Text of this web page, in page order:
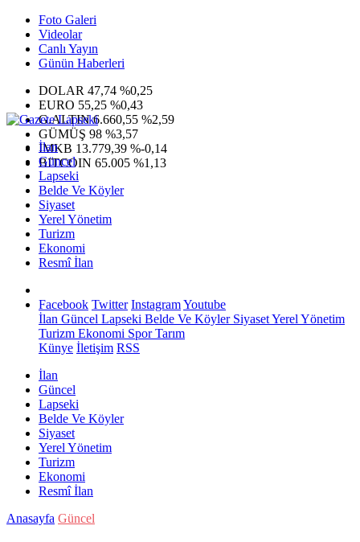
Foto Galeri
Videolar
Canlı Yayın
Günün Haberleri
DOLAR 47,74 %0,25
EURO 55,25 %0,43
G.ALTIN6.660,55 %2,59
GÜMÜŞ 98 %3,57
IMKB 13.779,39 %-0,14
BITCOIN 65.005 %1,13
İlan
Güncel
Lapseki
Belde Ve Köyler
Siyaset
Yerel Yönetim
Turizm
Ekonomi
Resmî İlan
Facebook Twitter InstagramYoutube
İlan Güncel Lapseki Belde Ve KöylerSiyasetYerel Yönetim
Turizm Ekonomi SporTarım
Künye İletişim RSS
İlan
Güncel
Lapseki
Belde Ve Köyler
Siyaset
Yerel Yönetim
Turizm
Ekonomi
Resmî İlan
Anasayfa Güncel